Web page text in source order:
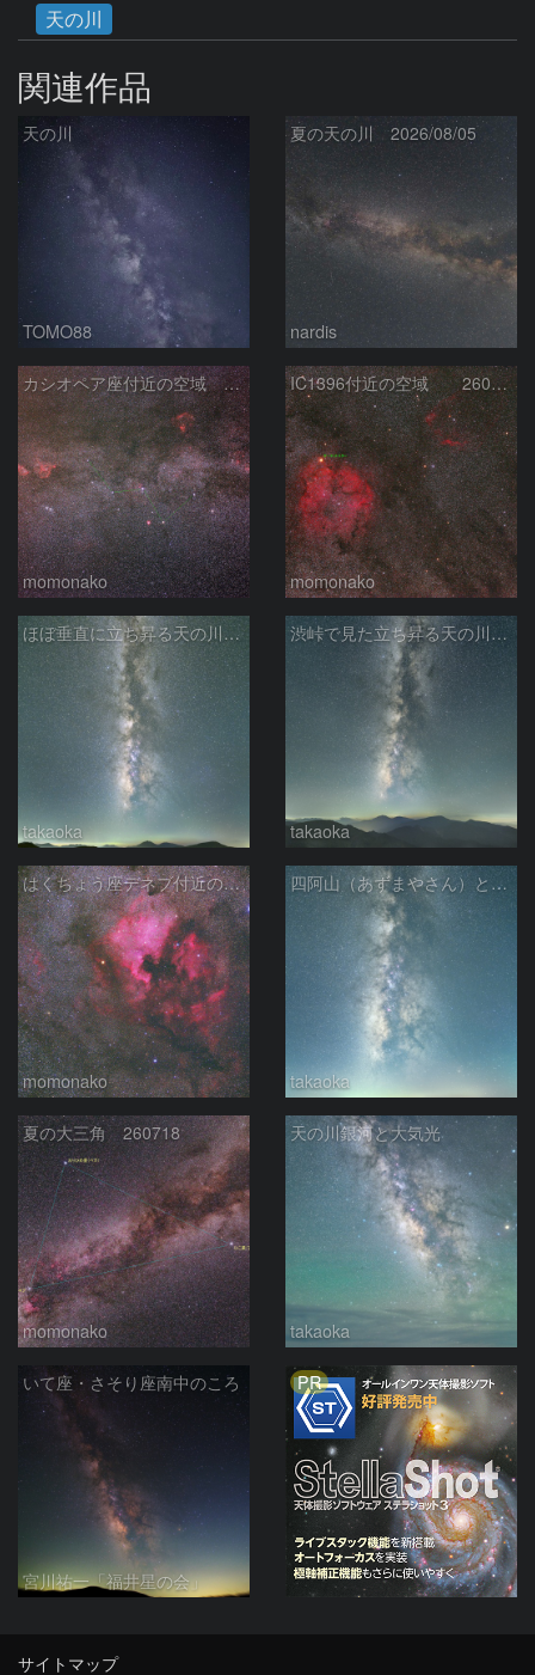
天の川
関連作品
天の川
TOMO88
夏の天の川 2026/08/05
nardis
カシオペア座付近の空域 260720
momonako
IC1396付近の空域 260720
momonako
ほぼ垂直に立ち昇る天の川銀河
takaoka
渋峠で見た立ち昇る天の川銀河
takaoka
はくちょう座デネブ付近の空域 260720
momonako
四阿山（あずまやさん）と立ち昇る夏の銀河
takaoka
夏の大三角 260718
momonako
天の川銀河と大気光
takaoka
いて座・さそり座南中のころ
宮川祐一「福井星の会」
PR
サイトマップ